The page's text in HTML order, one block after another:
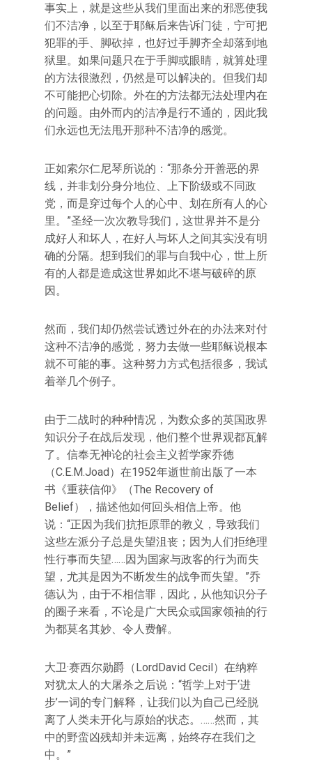
事实上，就是这些从我们里面出来的邪恶使我
们不洁净，以至于耶稣后来告诉门徒，宁可把
犯罪的手、脚砍掉，也好过手脚齐全却落到地
狱里。如果问题只在于手脚或眼睛，就算处理
的方法很激烈，仍然是可以解决的。但我们却
不可能把心切除。外在的方法都无法处理内在
的问题。由外而内的洁净是行不通的，因此我
们永远也无法甩开那种不洁净的感觉。
正如索尔仁尼琴所说的：“那条分开善恶的界
线，并非划分身分地位、上下阶级或不同政
党，而是穿过每个人的心中、划在所有人的心
里。”圣经一次次教导我们，这世界并不是分
成好人和坏人，在好人与坏人之间其实没有明
确的分隔。想到我们的罪与自我中心，世上所
有的人都是造成这世界如此不堪与破碎的原
因。
然而，我们却仍然尝试透过外在的办法来对付
这种不洁净的感觉，努力去做一些耶稣说根本
就不可能的事。这种努力方式包括很多，我试
着举几个例子。
由于二战时的种种情况，为数众多的英国政界
知识分子在战后发现，他们整个世界观都瓦解
了。信奉无神论的社会主义哲学家乔德
（C.E.M.Joad）在1952年逝世前出版了一本
书《重获信仰》（The Recovery of
Belief），描述他如何回头相信上帝。他
说：“正因为我们抗拒原罪的教义，导致我们
这些左派分子总是失望沮丧；因为人们拒绝理
性行事而失望……因为国家与政客的行为而失
望，尤其是因为不断发生的战争而失望。”乔
德认为，由于不相信罪，因此，从他知识分子
的圈子来看，不论是广大民众或国家领袖的行
为都莫名其妙、令人费解。
大卫·赛西尔勋爵（LordDavid Cecil）在纳粹
对犹太人的大屠杀之后说：“哲学上对于‘进
步’一词的专门解释，让我们以为自己已经脱
离了人类未开化与原始的状态。……然而，其
中的野蛮凶残却并未远离，始终存在我们之
中。”